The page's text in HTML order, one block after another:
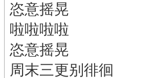
恣意摇晃
啦啦啦啦
恣意摇晃
周末三更别徘徊